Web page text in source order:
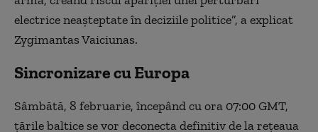
electrice neaşteptate în deciziile politice”, a explicat
Zygimantas Vaiciunas.
Sincronizare cu Europa
Sâmbătă, 8 februarie, începând cu ora 07:00 GMT,
ţările baltice se vor deconecta definitiv de la reţeaua